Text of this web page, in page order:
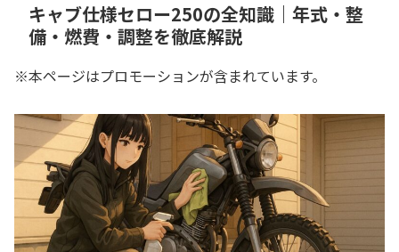
キャブ仕様セロー250の全知識｜年式・整
備・燃費・調整を徹底解説
※本ページはプロモーションが含まれています。